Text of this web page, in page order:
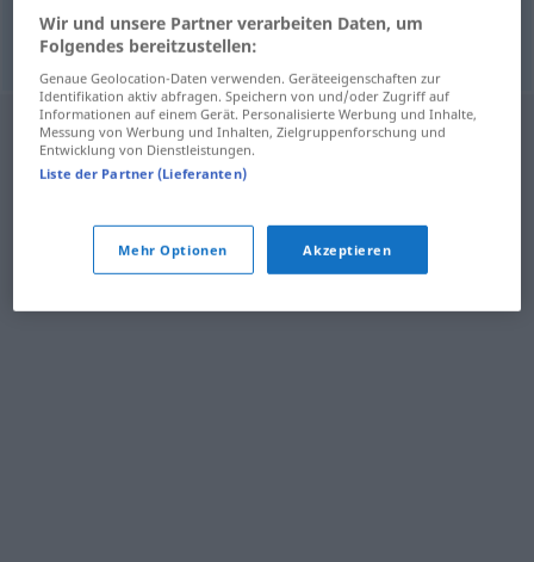
Schweinn brav
Wir und unsere Partner verarbeiten Daten, um
Folgendes bereitzustellen:
Genaue Geolocation-Daten verwenden. Geräteeigenschaften zur
Identifikation aktiv abfragen. Speichern von und/oder Zugriff auf
Informationen auf einem Gerät. Personalisierte Werbung und Inhalte,
Messung von Werbung und Inhalten, Zielgruppenforschung und
Entwicklung von Dienstleistungen.
Liste der Partner (Lieferanten)
Mehr Optionen Akzeptieren